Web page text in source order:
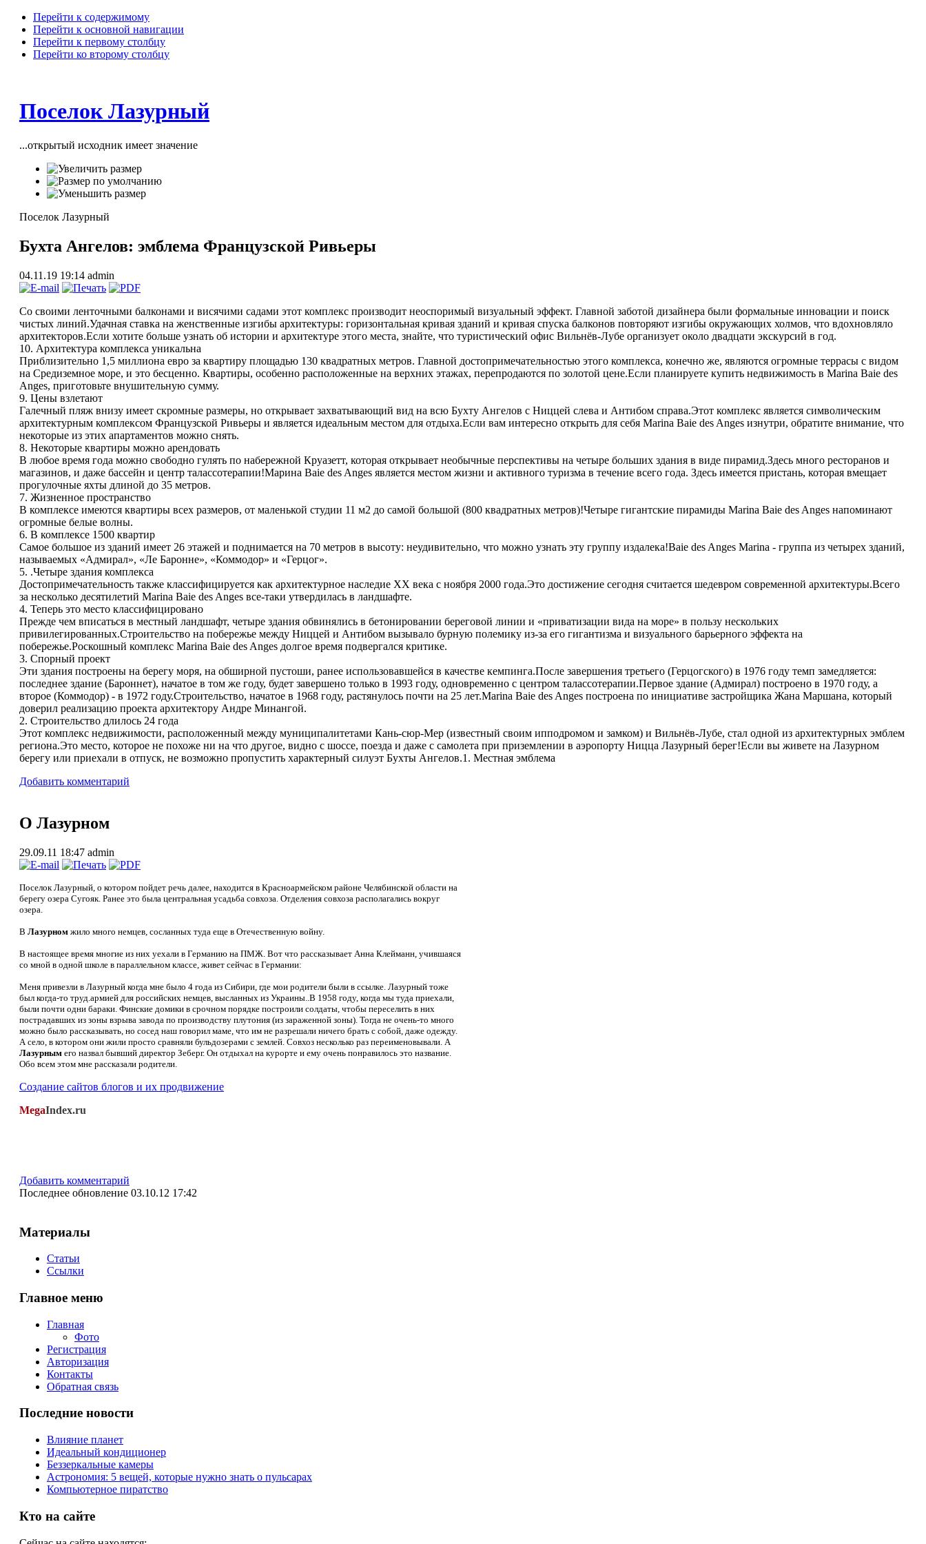
Перейти к содержимому
Перейти к основной навигации
Перейти к первому столбцу
Перейти ко второму столбцу
Поселок Лазурный
...открытый исходник имеет значение
Поселок Лазурный
Бухта Ангелов: эмблема Французской Ривьеры
04.11.19 19:14 admin
Со своими ленточными балконами и висячими садами этот комплекс производит неоспоримый визуальный эффект. Главной заботой дизайнера были формальные инновации и поиск
чистых линий.Удачная ставка на женственные изгибы архитектуры: горизонтальная кривая зданий и кривая спуска балконов повторяют изгибы окружающих холмов, что вдохновляло
архитекторов.Если хотите больше узнать об истории и архитектуре этого места, знайте, что туристический офис Вильнёв-Лубе организует около двадцати экскурсий в год.
10. Архитектура комплекса уникальна
Приблизительно 1,5 миллиона евро за квартиру площадью 130 квадратных метров. Главной достопримечательностью этого комплекса, конечно же, являются огромные террасы с видом
на Средиземное море, и это бесценно. Квартиры, особенно расположенные на верхних этажах, перепродаются по золотой цене.Если планируете купить недвижимость в Marina Baie des
Anges, приготовьте внушительную сумму.
9. Цены взлетают
Галечный пляж внизу имеет скромные размеры, но открывает захватывающий вид на всю Бухту Ангелов с Ниццей слева и Антибом справа.Этот комплекс является символическим
архитектурным комплексом Французской Ривьеры и является идеальным местом для отдыха.Если вам интересно открыть для себя Marina Baie des Anges изнутри, обратите внимание, что
некоторые из этих апартаментов можно снять.
8. Некоторые квартиры можно арендовать
В любое время года можно свободно гулять по набережной Круазетт, которая открывает необычные перспективы на четыре больших здания в виде пирамид.Здесь много ресторанов и
магазинов, и даже бассейн и центр талассотерапии!Марина Baie des Anges является местом жизни и активного туризма в течение всего года. Здесь имеется пристань, которая вмещает
прогулочные яхты длиной до 35 метров.
7. Жизненное пространство
В комплексе имеются квартиры всех размеров, от маленькой студии 11 м2 до самой большой (800 квадратных метров)!Четыре гигантские пирамиды Marina Baie des Anges напоминают
огромные белые волны.
6. В комплексе 1500 квартир
Самое большое из зданий имеет 26 этажей и поднимается на 70 метров в высоту: неудивительно, что можно узнать эту группу издалека!Baie des Anges Marina - группа из четырех зданий,
называемых «Адмирал», «Ле Баронне», «Коммодор» и «Герцог».
5. .Четыре здания комплекса
Достопримечательность также классифицируется как архитектурное наследие ХХ века с ноября 2000 года.Это достижение сегодня считается шедевром современной архитектуры.Всего
за несколько десятилетий Marina Baie des Anges все-таки утвердилась в ландшафте.
4. Теперь это место классифицировано
Прежде чем вписаться в местный ландшафт, четыре здания обвинялись в бетонировании береговой линии и «приватизации вида на море» в пользу нескольких
привилегированных.Строительство на побережье между Ниццей и Антибом вызывало бурную полемику из-за его гигантизма и визуального барьерного эффекта на
побережье.Роскошный комплекс Marina Baie des Anges долгое время подвергался критике.
3. Спорный проект
Эти здания построены на берегу моря, на обширной пустоши, ранее использовавшейся в качестве кемпинга.После завершения третьего (Герцогского) в 1976 году темп замедляется:
последнее здание (Бароннет), начатое в том же году, будет завершено только в 1993 году, одновременно с центром талассотерапии.Первое здание (Адмирал) построено в 1970 году, а
второе (Коммодор) - в 1972 году.Строительство, начатое в 1968 году, растянулось почти на 25 лет.Marina Baie des Anges построена по инициативе застройщика Жана Маршана, который
доверил реализацию проекта архитектору Андре Минангой.
2. Строительство длилось 24 года
Этот комплекс недвижимости, расположенный между муниципалитетами Кань-сюр-Мер (известный своим ипподромом и замком) и Вильнёв-Лубе, стал одной из архитектурных эмблем
региона.Это место, которое не похоже ни на что другое, видно с шоссе, поезда и даже с самолета при приземлении в аэропорту Ницца Лазурный берег!Если вы живете на Лазурном
берегу или приехали в отпуск, не возможно пропустить характерный силуэт Бухты Ангелов.1. Местная эмблема
Добавить комментарий
О Лазурном
29.09.11 18:47 admin
Поселок Лазурный, о котором пойдет речь далее, находится в Красноармейском районе Челябинской области на
берегу озера Сугояк. Ранее это была центральная усадьба совхоза. Отделения совхоза располагались вокруг
озера.
В Лазурном жило много немцев, сосланных туда еще в Отечественную войну.
В настоящее время многие из них уехали в Германию на ПМЖ. Вот что рассказывает Анна Клейманн, учившаяся
со мной в одной школе в параллельном классе, живет сейчас в Германии:
Меня привезли в Лазурный когда мне было 4 года из Сибири, где мои родители были в ссылке. Лазурный тоже
был когда-то труд.армией для российских немцев, высланных из Украины..В 1958 году, когда мы туда приехали,
были почти одни бараки. Финские домики в срочном порядке построили солдаты, чтобы переселить в них
пострадавших из зоны взрыва завода по производству плутония (из зараженной зоны). Тогда не очень-то много
можно было рассказывать, но сосед наш говорил маме, что им не разрешали ничего брать с собой, даже одежду.
А село, в котором они жили просто сравняли бульдозерами с землей. Совхоз несколько раз переименовывали. А
Лазурнымего назвал бывший директор Зеберг. Он отдыхал на курорте и ему очень понравилось это название.
Обо всем этом мне рассказали родители.
Создание сайтов блогов и их продвижение
MegaIndex.ru
Добавить комментарий
Последнее обновление 03.10.12 17:42
Материалы
Статьи
Ссылки
Главное меню
Главная
Фото
Регистрация
Авторизация
Контакты
Обратная связь
Последние новости
Влияние планет
Идеальный кондиционер
Беззеркальные камеры
Астрономия: 5 вещей, которые нужно знать о пульсарах
Компьютерное пиратство
Кто на сайте